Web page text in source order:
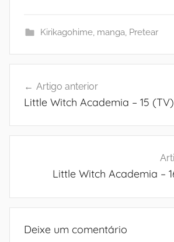
Kirikagohime, manga Pretear
de
Artigo anterior
Little Witch Academia – 15
Little Witch Academia –
Deixe um comentário